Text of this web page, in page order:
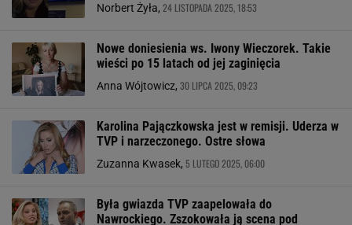
Norbert Żyła, 24 LISTOPADA 2025, 18:53
Nowe doniesienia ws. Iwony Wieczorek. Takie
wieści po 15 latach od jej zaginięcia
Anna Wójtowicz, 30 LIPCA 2025, 09:23
Karolina Pajączkowska jest w remisji. Uderza w
TVP i narzeczonego. Ostre słowa
Zuzanna Kwasek, 5 LUTEGO 2025, 06:00
Była gwiazda TVP zaapelowała do
Nawrockiego. Zszokowała ją scena pod